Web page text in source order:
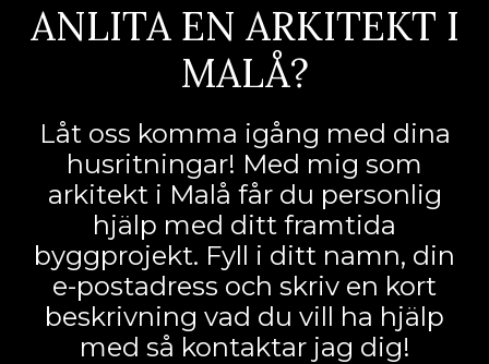
ANLITA EN ARKITEKT I
MALÅ?
Låt oss komma igång med dina
husritningar! Med mig som
arkitekt i Malå får du personlig
hjälp med ditt framtida
byggprojekt. Fyll i ditt namn, din
e-postadress och skriv en kort
beskrivning vad du vill ha hjälp
med så kontaktar jag dig!